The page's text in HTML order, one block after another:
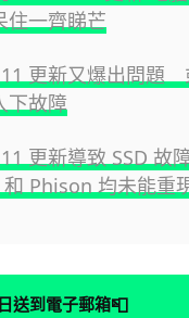
住一齊睇芒
更新又爆出問題
下故障
更新導致 SSD
Phison 均未能重
送到電子郵箱📮